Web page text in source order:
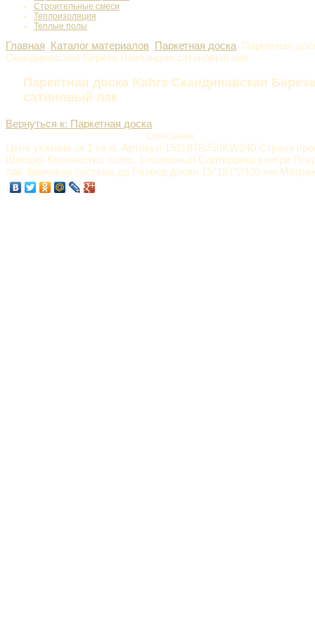
Строительные смеси
Теплоизоляция
Теплые полы
Главная Каталог материалов Паркетная доска Паркетная
Скандинавская Береза Лапландия сатиновый лак
Паркетная доска Kahrs Скандинавская
сатиновый лак
Вернуться к: Паркетная доска
Описание
Цена указана за 1 кв.м. Артикул 151L87BJ50KW240 Страна
Швеция Количество полос 1-полосный Сортировка кантри
лак Замковая система да Размер доски 15*187*2420 мм